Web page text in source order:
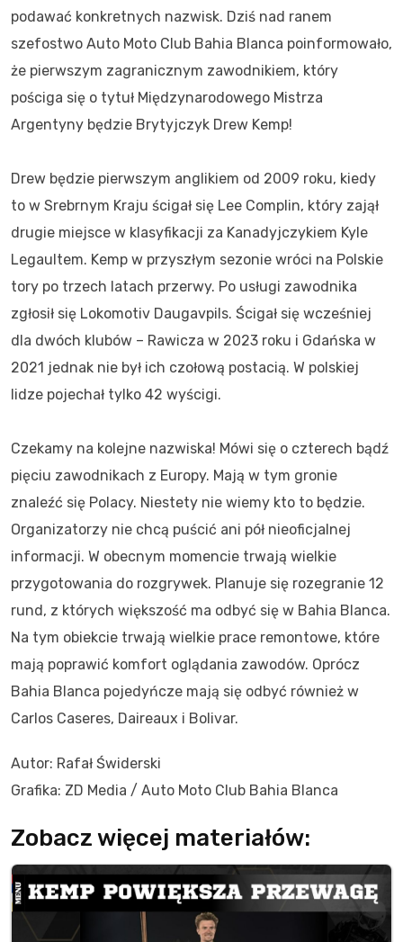
podawać konkretnych nazwisk. Dziś nad ranem
szefostwo Auto Moto Club Bahia Blanca poinformowało,
że pierwszym zagranicznym zawodnikiem, który
pościga się o tytuł Międzynarodowego Mistrza
Argentyny będzie Brytyjczyk Drew Kemp!
Drew będzie pierwszym anglikiem od 2009 roku, kiedy
to w Srebrnym Kraju ścigał się Lee Complin, który zajął
drugie miejsce w klasyfikacji za Kanadyjczykiem Kyle
Legaultem. Kemp w przyszłym sezonie wróci na Polskie
tory po trzech latach przerwy. Po usługi zawodnika
zgłosił się Lokomotiv Daugavpils. Ścigał się wcześniej
dla dwóch klubów – Rawicza w 2023 roku i Gdańska w
2021 jednak nie był ich czołową postacią. W polskiej
lidze pojechał tylko 42 wyścigi.
Czekamy na kolejne nazwiska! Mówi się o czterech bądź
pięciu zawodnikach z Europy. Mają w tym gronie
znaleźć się Polacy. Niestety nie wiemy kto to będzie.
Organizatorzy nie chcą puścić ani pół nieoficjalnej
informacji. W obecnym momencie trwają wielkie
przygotowania do rozgrywek. Planuje się rozegranie 12
rund, z których większość ma odbyć się w Bahia Blanca.
Na tym obiekcie trwają wielkie prace remontowe, które
mają poprawić komfort oglądania zawodów. Oprócz
Bahia Blanca pojedyńcze mają się odbyć również w
Carlos Caseres, Daireaux i Bolivar.
Autor: Rafał Świderski
Grafika: ZD Media / Auto Moto Club Bahia Blanca
Zobacz więcej materiałów: